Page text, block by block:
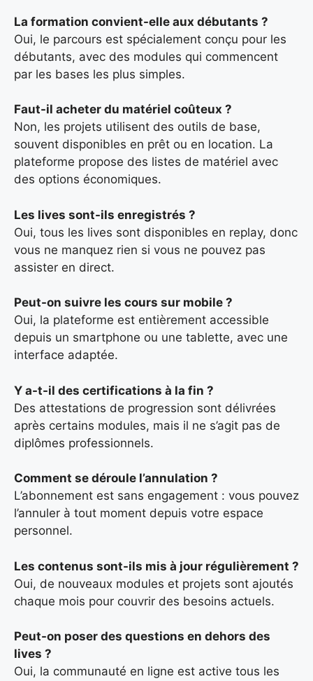
La formation convient-elle aux débutants ?
Oui, le parcours est spécialement conçu pour les
débutants, avec des modules qui commencent
par les bases les plus simples.
Faut-il acheter du matériel coûteux ?
Non, les projets utilisent des outils de base,
souvent disponibles en prêt ou en location. La
plateforme propose des listes de matériel avec
des options économiques.
Les lives sont-ils enregistrés ?
Oui, tous les lives sont disponibles en replay, donc
vous ne manquez rien si vous ne pouvez pas
assister en direct.
Peut-on suivre les cours sur mobile ?
Oui, la plateforme est entièrement accessible
depuis un smartphone ou une tablette, avec une
interface adaptée.
Y a-t-il des certifications à la fin ?
Des attestations de progression sont délivrées
après certains modules, mais il ne s’agit pas de
diplômes professionnels.
Comment se déroule l’annulation ?
L’abonnement est sans engagement : vous pouvez
l’annuler à tout moment depuis votre espace
personnel.
Les contenus sont-ils mis à jour régulièrement ?
Oui, de nouveaux modules et projets sont ajoutés
chaque mois pour couvrir des besoins actuels.
Peut-on poser des questions en dehors des
lives ?
Oui, la communauté en ligne est active tous les